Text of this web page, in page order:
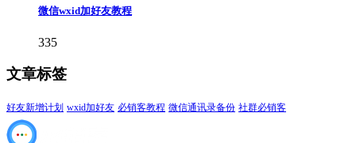
微信wxid加好友教程
335
文章标签
好友新增计划 wxid加好友 必销客教程 微信通讯录备份 社群必销客